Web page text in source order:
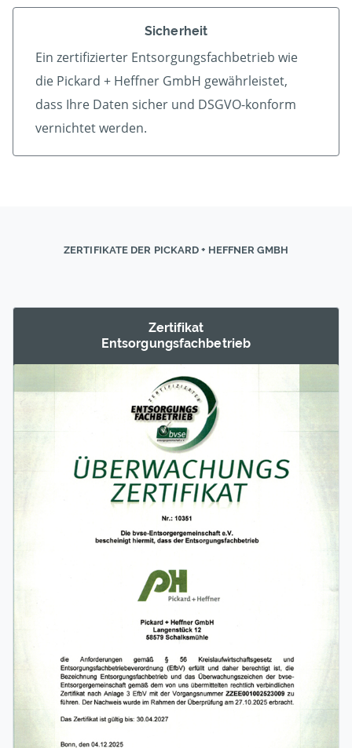
Sicherheit
Ein zertifizierter Ent­sorgungs­fach­betrieb wie
die Pickard + Heffner GmbH gewährleistet,
dass Ihre Daten sicher und DSGVO-konform
vernichtet werden.
ZERTIFIKATE DER PICKARD + HEFFNER GMBH
Zertifikat
Entsorgungs­fachbetrieb